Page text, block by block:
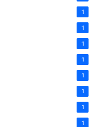
1
1
1
1
1
1
1
1